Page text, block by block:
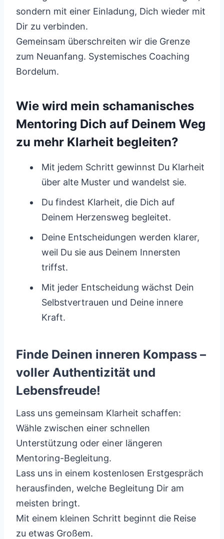
sondern mit einer Einladung, Dich wieder mit
Dir zu verbinden.
Gemeinsam überschreiten wir die Grenze
zum Neuanfang. Systemisches Coaching
Bordelum.
Wie wird mein schamanisches
Mentoring Dich auf Deinem Weg
zu mehr Klarheit begleiten?
Mit jedem Schritt gewinnst Du Klarheit
über alte Muster und wandelst sie.
Du findest Klarheit, die Dich auf
Deinem Herzensweg begleitet.
Deine Entscheidungen werden klarer,
weil Du sie aus Deinem Innersten
triffst.
Mit jeder Entscheidung wächst Dein
Selbstvertrauen und Deine innere
Kraft.
Finde Deinen inneren Kompass –
voller Authentizität und
Lebensfreude!
Lass uns gemeinsam Klarheit schaffen:
Wähle zwischen einer schnellen
Unterstützung oder einer längeren
Mentoring-Begleitung.
Lass uns in einem kostenlosen Erstgespräch
herausfinden, welche Begleitung Dir am
meisten bringt.
Mit einem kleinen Schritt beginnt die Reise
zu etwas Großem.